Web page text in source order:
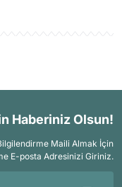
Haberiniz Olsun!
Maili Almak İçin
E-posta Adresinizi Giriniz.